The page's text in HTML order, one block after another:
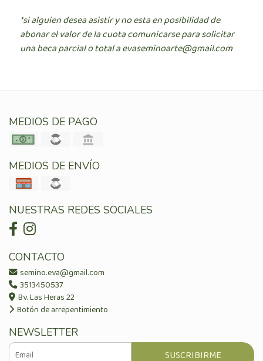
*si alguien desea asistir y no esta en posibilidad de
abonar el valor de la cuota comunicarse para solicitar
una beca parcial o total a evaseminoarte@gmail.com
MEDIOS DE PAGO
MEDIOS DE ENVÍO
NUESTRAS REDES SOCIALES
CONTACTO
semino.eva@gmail.com
3513450537
Bv. Las Heras 22
Botón de arrepentimiento
NEWSLETTER
SUSCRIBIRME